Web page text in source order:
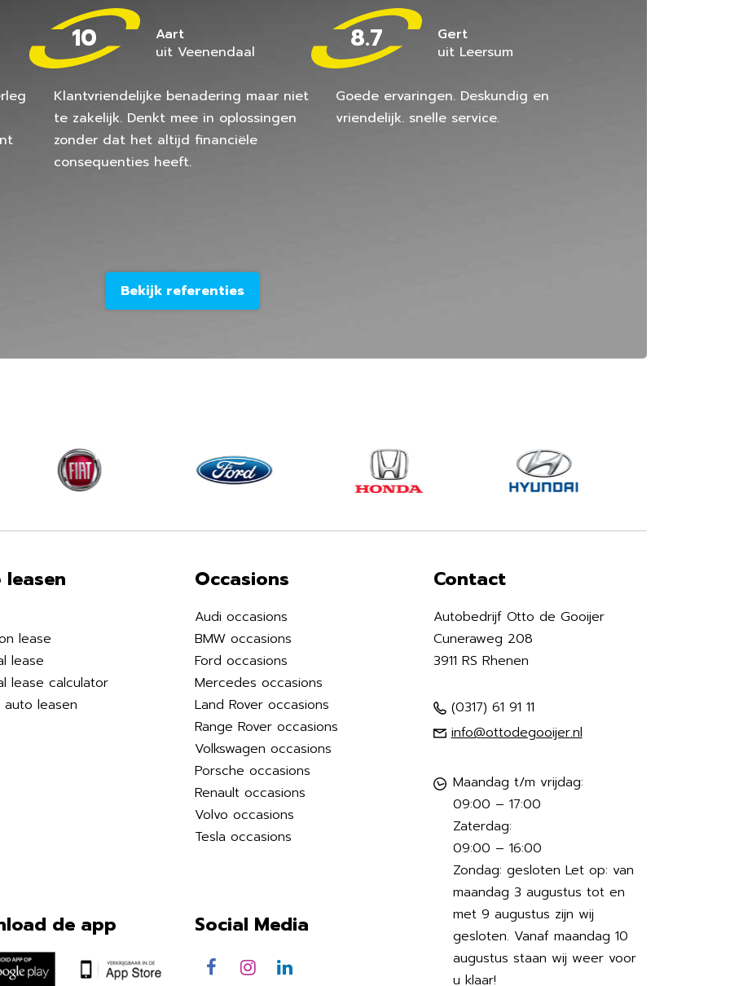
10
Aart
uit Veenendaal
Klantvriendelijke benadering maar niet
te zakelijk. Denkt mee in oplossingen
zonder dat het altijd financiële
consequenties heeft.
8.7
Gert
uit Leersum
Goede ervaringen. Deskundig en
vriendelijk. snelle service.
Bekijk referenties
lease
lease
lease calculator
auto leasen
de app
Occasions
Audi occasions
BMW occasions
Ford occasions
Mercedes occasions
Land Rover occasions
Range Rover occasions
Volkswagen occasions
Porsche occasions
Renault occasions
Volvo occasions
Tesla occasions
Social Media
Contact
Autobedrijf Otto de Gooijer
Cuneraweg 208
3911 RS Rhenen
(0317) 61 91 11
info@ottodegooijer.nl
Maandag t/m vrijdag:
09:00 – 17:00
Zaterdag:
09:00 – 16:00
Zondag: gesloten Let op: van
maandag 3 augustus tot en
met 9 augustus zijn wij
gesloten. Vanaf maandag 10
augustus staan wij weer voor
u klaar!